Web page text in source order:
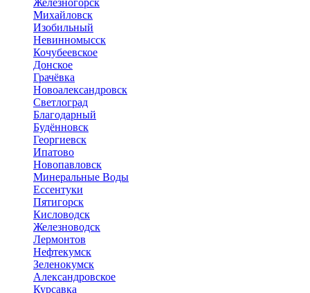
Железногорск
Михайловск
Изобильный
Невинномысск
Кочубеевское
Донское
Грачёвка
Новоалександровск
Светлоград
Благодарный
Будённовск
Георгиевск
Ипатово
Новопавловск
Минеральные Воды
Ессентуки
Пятигорск
Кисловодск
Железноводск
Лермонтов
Нефтекумск
Зеленокумск
Александровское
Курсавка